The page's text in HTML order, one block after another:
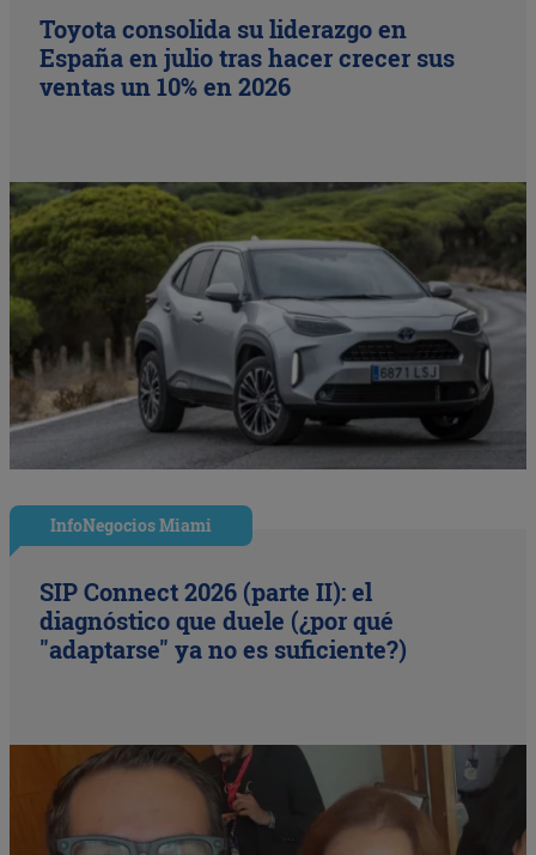
Toyota consolida su liderazgo en
España en julio tras hacer crecer sus
ventas un 10% en 2026
InfoNegocios Miami
SIP Connect 2026 (parte II): el
diagnóstico que duele (¿por qué
"adaptarse" ya no es suficiente?)